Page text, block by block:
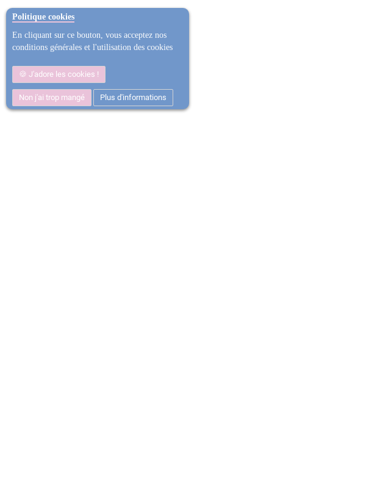
Politique cookies
En cliquant sur ce bouton, vous acceptez nos
conditions générales et l'utilisation des cookies
J'adore les cookies !
Non j'ai trop mangé Plus d'informations